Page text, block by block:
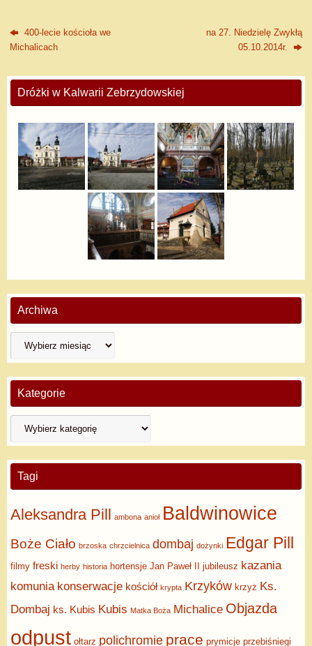
400-lecie kościoła we
Michalicach
na 27. Niedzielę Zwykłą
05.10.2014r.
Dróżki w Kalwarii Zebrzydowskiej
Archiwa
Kategorie
Tagi
Aleksandra Pill ambona anioł Baldwinowice
Boże Ciało brzoska chrzcielnica dombaj dożynki Edgar Pill
filmy freski herby historia hortensje Jan Paweł II jubileusz kazania
komunia konserwacje kościół krypta Krzyków krzyż Ks.
Dombaj ks. Kubis Kubis Matka Boża Michalice Objazda
odpust ołtarz polichromie prace prymicje przebiśniegi